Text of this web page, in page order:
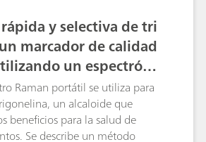
enfoque basado en la
Raman mejorada en superficie
una dosis baja del API
tableta Xanax utilizando un
portátil. Si no se observan
con alprazolam en un
Xanax, la pastilla es una
El método demuestra el
y selectiva de tri
marcador de calidad
un espectróme
portátil
Raman portátil se utiliza para
un alcaloide que
beneficios para la salud de
Se describe un método